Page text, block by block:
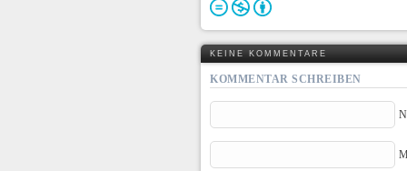
KEINE KOMMENTARE
KOMMENTAR SCHREIBEN